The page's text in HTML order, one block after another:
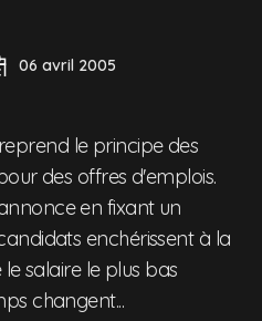
06 avril 2005
le principe des
des offres d'emplois.
en fixant un
enchérissent à la
salaire le plus bas
changent...